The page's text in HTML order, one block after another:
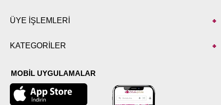
ÜYE İŞLEMLERİ
KATEGORİLER
MOBİL UYGULAMALAR